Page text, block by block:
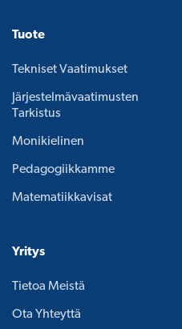
Tuote
Tekniset Vaatimukset
Järjestelmävaatimusten
Tarkistus
Monikielinen
Pedagogiikkamme
Matematiikkavisat
Yritys
Tietoa Meistä
Ota Yhteyttä